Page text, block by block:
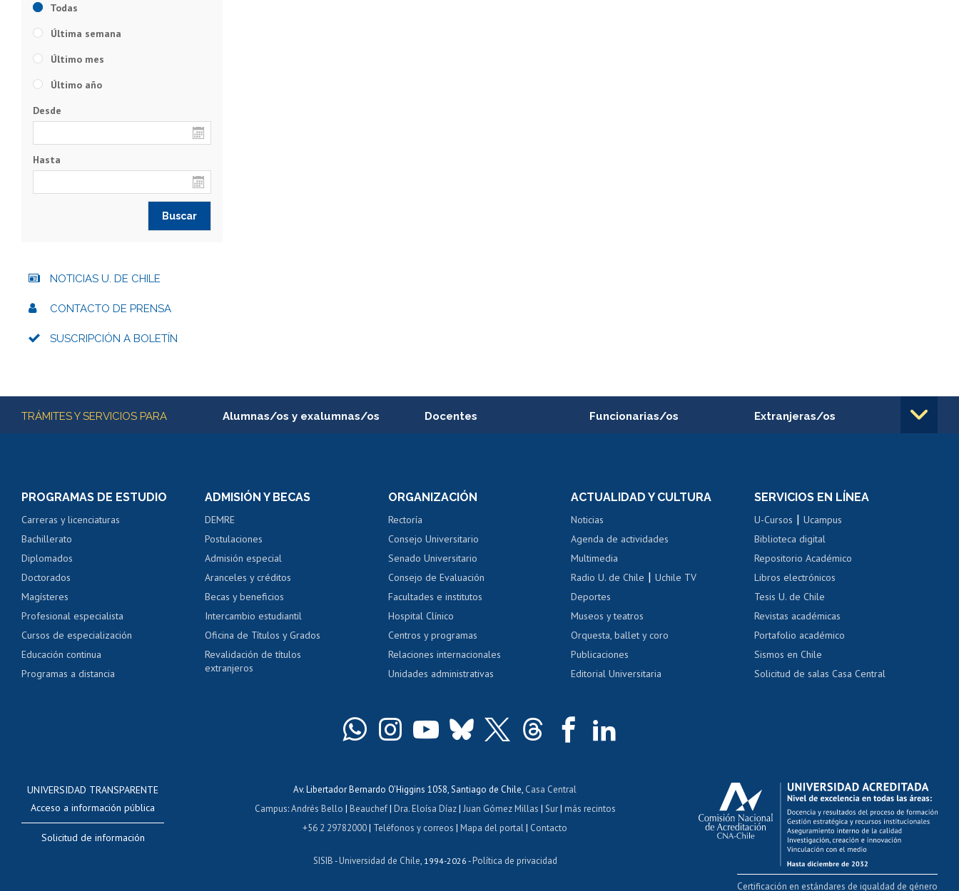
Todas
Última semana
Último mes
Último año
Desde
Hasta
NOTICIAS U. DE CHILE
CONTACTO DE PRENSA
SUSCRIPCIÓN A BOLETÍN
Más información
TRÁMITES Y SERVICIOS PARA Alumnas/os y exalumnas/os
Servicio médico y dental
Pago de arancel y crédito alumnos
Pago de arancel y crédito exalumnos
Certificado de títulos y grados
Docentes
Perfeccionamiento
Evaluación docente
Calificación académica
Postulación al AUCAI
Funcionarias/os
Portal de movilidad interna
Certificado de renta
Certificado de renta
Extranjeras/os
Cursos de español
Mi Uchile Ayuda tecnológica Tarjeta TUI Acoso laboral, sexual y violencia Denuncias administrativas
PROGRAMAS DE ESTUDIO
Carreras y licenciaturas
Bachillerato
Diplomados
Doctorados
Magísteres
Profesional especialista
Cursos de especialización
Educación continua
Programas a distancia
ADMISIÓN Y BECAS
DEMRE
Postulaciones
Admisión especial
Aranceles y créditos
Becas y beneficios
Intercambio estudiantil
Oficina de Títulos y Grados
Revalidación de títulos
extranjeros
ORGANIZACIÓN
Rectoría
Consejo Universitario
Senado Universitario
Consejo de Evaluación
Facultades e institutos
Hospital Clínico
Centros y programas
Relaciones internacionales
Unidades administrativas
ACTUALIDAD Y CULTURA
Noticias
Agenda de actividades
Multimedia
Radio U. de Chile |Uchile TV
Deportes
Museos y teatros
Orquesta, ballet y coro
Publicaciones
Editorial Universitaria
SERVICIOS EN LÍNEA
U-Cursos |Ucampus
Biblioteca digital
Repositorio Académico
Libros electrónicos
Tesis U. de Chile
Revistas académicas
Portafolio académico
Sismos en Chile
Solicitud de salas Casa Central
UNIVERSIDAD TRANSPARENTE
Acceso a información pública
Solicitud de información
Av. Libertador Bernardo O'Higgins 1058, Santiago de Chile, Casa Central
Campus:Andrés Bello | Beauchef| Dra. Eloísa Díaz| Juan Gómez Millas | Sur| más recintos
+56 2 29782000| Teléfonos y correos |Mapa del portal| Contacto
SISIB -Universidad de Chile , 1994-2026 -Política de privacidad
Certificación en estándares de igualdad de género